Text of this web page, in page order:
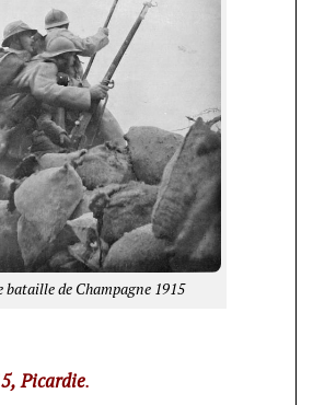
bataille de Champagne 1915
Picardie.